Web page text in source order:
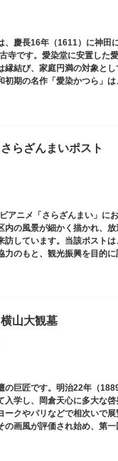
、慶長16年（1611）に神田
寺です。愛染堂に安置した
縁結び、家庭円満の対象とし
初期の名作「愛染かつら」
を得た作品だといわれます
さらざんまいポスト
アニメ「さらざんまい」に
内の風景が細かく描かれ、
訪しています。当該ポスト
力のもと、観光振興を目的に
原邦彦氏のコメント>
制作したキャラクターたち
いただけて大変嬉しいです
横山大観墓
の巨匠です。明治22年（
入学し、岡倉天心に多大な
ークやパリなどで相次いで
の画風が評価され始め、第
園にあります。